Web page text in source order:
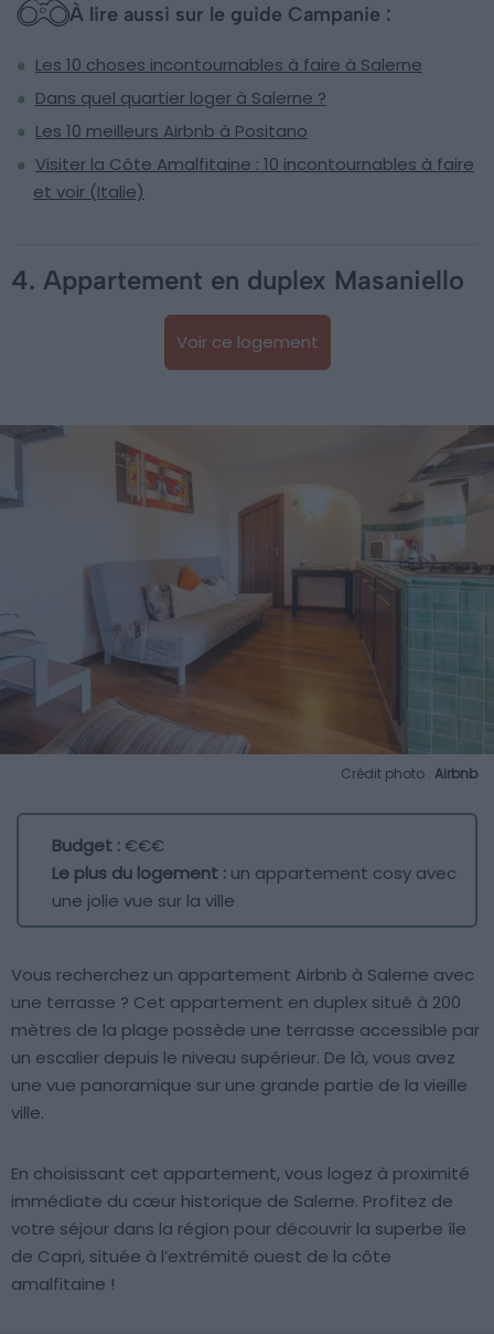
À lire aussi sur le guide Campanie :
Les 10 choses incontournables à faire à Salerne
Dans quel quartier loger à Salerne ?
Les 10 meilleurs Airbnb à Positano
Visiter la Côte Amalfitaine : 10 incontournables à faire
et voir (Italie)
4. Appartement en duplex Masaniello
Voir ce logement
Crédit photo : Airbnb
Budget :€€€
Le plus du logement : un appartement cosy avec
une jolie vue sur la ville
Vous recherchez un appartement Airbnb à Salerne avec
une terrasse ? Cet appartement en duplex situé à 200
mètres de la plage possède une terrasse accessible par
un escalier depuis le niveau supérieur. De là, vous avez
une vue panoramique sur une grande partie de la vieille
ville.
En choisissant cet appartement, vous logez à proximité
immédiate du cœur historique de Salerne. Profitez de
votre séjour dans la région pour découvrir la superbe île
de Capri, située à l’extrémité ouest de la côte
amalfitaine !